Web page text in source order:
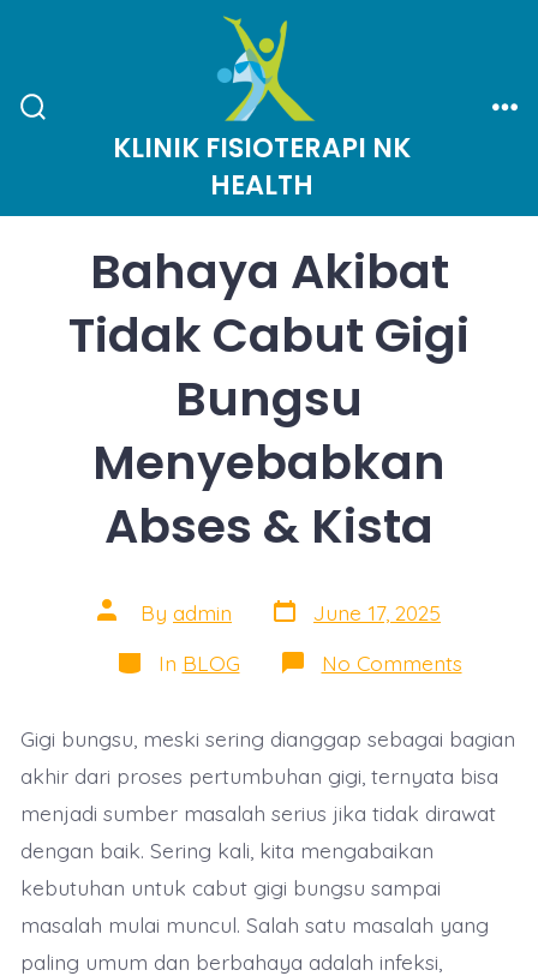
content
KLINIK FISIOTERAPI NK
HEALTH
Bahaya Akibat
Tidak Cabut Gigi
Bungsu
Menyebabkan
Abses & Kista
Post
author
By admin Post
date
June 17, 2025
Categories
In BLOG No Commentson
Bahaya
Cabut
Gigi
Bungsu
Abses
Gigi bungsu, meski sering dianggap sebagai bagian
akhir dari proses pertumbuhan gigi, ternyata bisa
menjadi sumber masalah serius jika tidak dirawat
dengan baik. Sering kali, kita mengabaikan
kebutuhan untuk cabut gigi bungsu sampai
masalah mulai muncul. Salah satu masalah yang
paling umum dan berbahaya adalah infeksi,